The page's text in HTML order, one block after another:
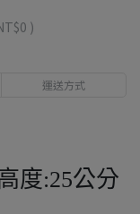
)
運送方式
度:25公分